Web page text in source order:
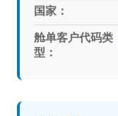
国家：
舱单客户代码类
型：